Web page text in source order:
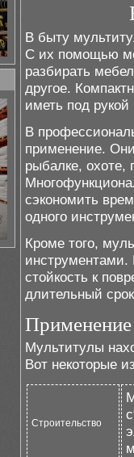
В быту
С их помощью
разбирать
другое.
иметь под
В
применение.
рыбалке, охоте,
сэкономить
одного
Кроме того,
инструментами.
стойкость к
длительный
Применение
Мультитулы
Вот некоторые
Строительство